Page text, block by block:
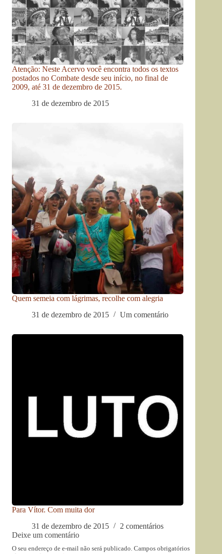
Atenção: Neste Acervo você encontra todos os textos
postados no Combate desde seu início, no final de
2009, até 31 de dezembro de 2015.
31 de dezembro de 2015
Quem semeia com lágrimas, recolhe com alegria
31 de dezembro de 2015
Um comentário
Para Vítor. Com muita dor
31 de dezembro de 2015
2 comentários
Deixe um comentário
O seu endereço de e-mail não será publicado. Campos obrigatórios